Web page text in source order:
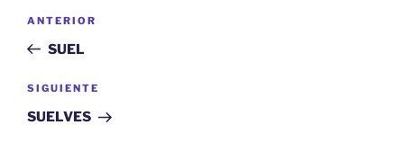
entradas
Entrada
anterior:
ANTERIOR
SUEL
Siguiente
entrada
SIGUIENTE
SUELVES